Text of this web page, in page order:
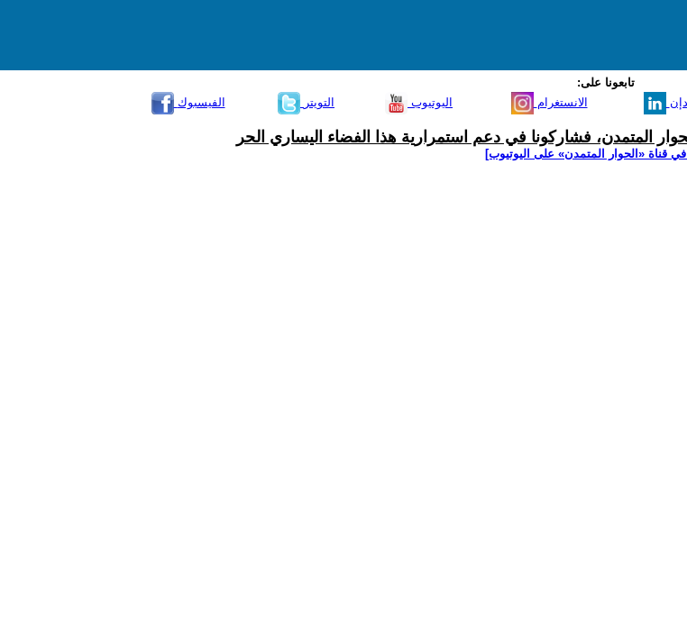
تابعونا على:
الفيسبوك
التويتر اليوتيوب الانستغرام
المتمدن، فشاركونا في دعم استمرارية هذا الفضاء اليساري الحر
قناة ‫«الحوار المتمدن» على اليوتيوب]